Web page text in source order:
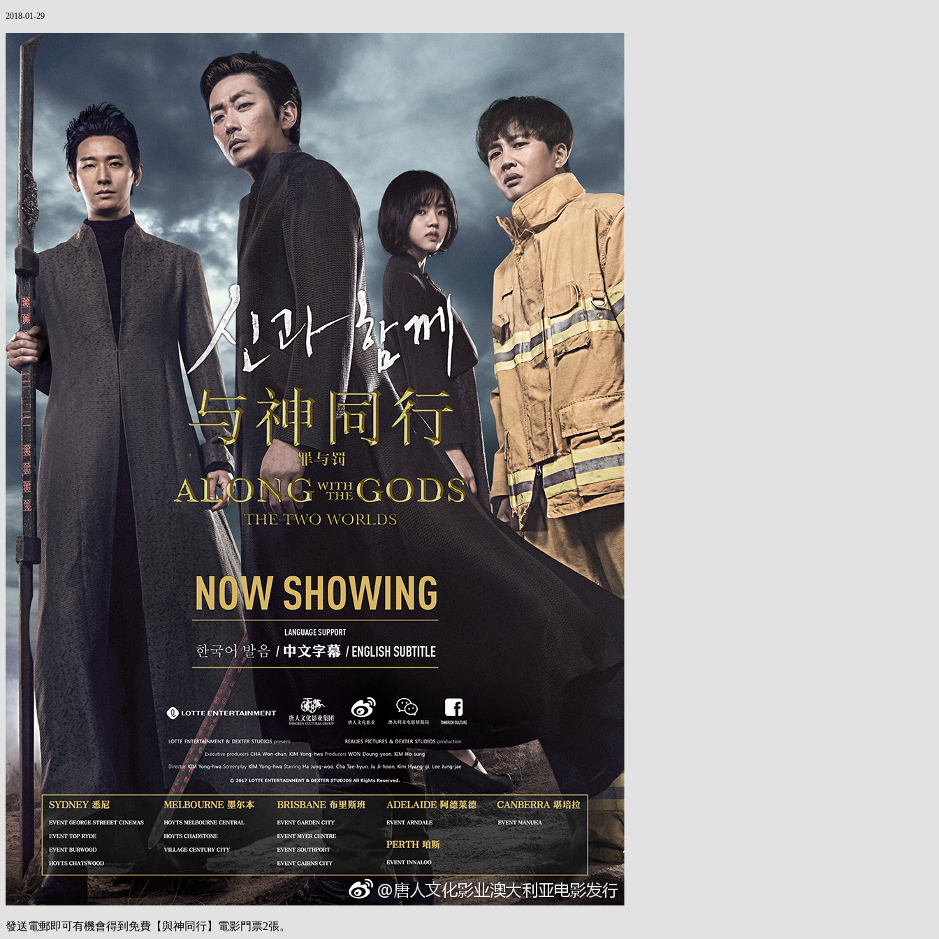
2018-01-29
發送電郵即可有機會得到免費【與神同行】電影門票2張。